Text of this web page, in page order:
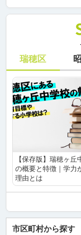
瑞穂区
【保存版】瑞穂ヶ丘
の概要と特徴｜学力
理由とは
市区町村から探す